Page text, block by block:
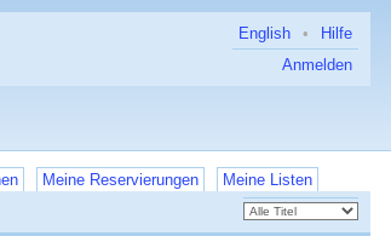
Hilfe
•
English
Anmelden
Meine Reservierungen Meine Listen